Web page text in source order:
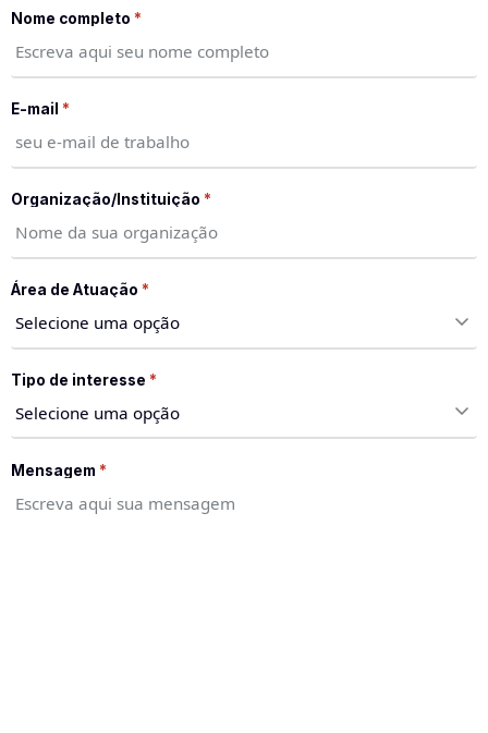
Nome completo *
E-mail *
Organização/Instituição *
Área de Atuação *
Tipo de interesse *
Mensagem *